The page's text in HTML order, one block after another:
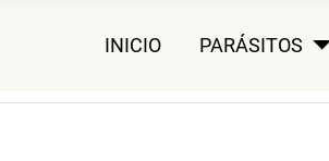
INICIO PARÁSITOS